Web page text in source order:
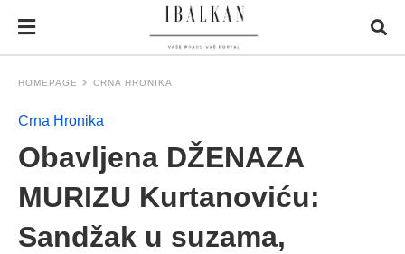
HOMEPAGE CRNA HRONIKA
Crna Hronika
Obavljena DŽENAZA
MURIZU Kurtanoviću:
Sandžak u suzama,